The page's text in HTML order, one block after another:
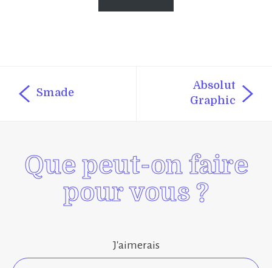
Smade
Absolut
Graphic
Que peut-on faire
pour vous ?
J'aimerais